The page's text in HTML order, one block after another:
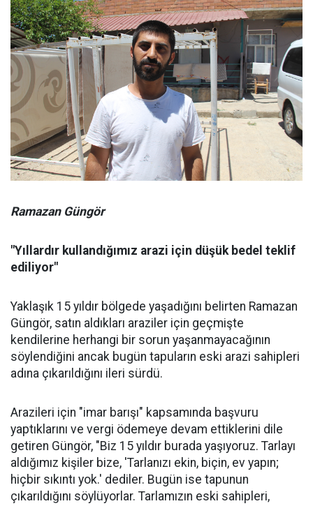
Ramazan Güngör
"Yıllardır kullandığımız arazi için düşük bedel teklif
ediliyor"
Yaklaşık 15 yıldır bölgede yaşadığını belirten Ramazan
Güngör, satın aldıkları araziler için geçmişte
kendilerine herhangi bir sorun yaşanmayacağının
söylendiğini ancak bugün tapuların eski arazi sahipleri
adına çıkarıldığını ileri sürdü.
Arazileri için "imar barışı" kapsamında başvuru
yaptıklarını ve vergi ödemeye devam ettiklerini dile
getiren Güngör, "Biz 15 yıldır burada yaşıyoruz. Tarlayı
aldığımız kişiler bize, 'Tarlanızı ekin, biçin, ev yapın;
hiçbir sıkıntı yok.' dediler. Bugün ise tapunun
çıkarıldığını söylüyorlar. Tarlamızın eski sahipleri,